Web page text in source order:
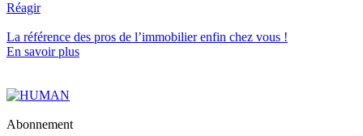
Réagir
La référence des pros de l’immobilierenfin chez vous !
En savoir plus
Abonnement